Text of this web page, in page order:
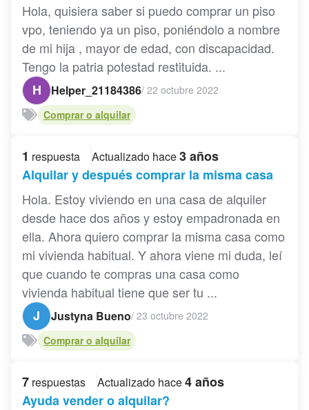
Hola, quisiera saber si puedo comprar un piso
vpo, teniendo ya un piso, poniéndolo a nombre
de mi hija , mayor de edad, con discapacidad.
Tengo la patria potestad restituida. ...
H
Helper_21184386/ 22 octubre 2022
Comprar o alquilar
1 respuesta Actualizado hace3 años
Alquilar y después comprar la misma casa
Hola. Estoy viviendo en una casa de alquiler
desde hace dos años y estoy empadronada en
ella. Ahora quiero comprar la misma casa como
mi vivienda habitual. Y ahora viene mi duda, leí
que cuando te compras una casa como
vivienda habitual tiene que ser tu ...
J
Justyna Bueno/ 23 octubre 2022
Comprar o alquilar
7 respuestas Actualizado hace4 años
Ayuda vender o alquilar?